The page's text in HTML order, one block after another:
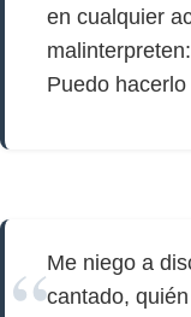
en cualquier
Puedo
Me niego a
cantado,